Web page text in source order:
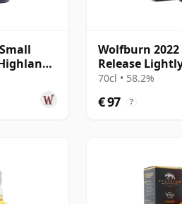
Wolfburn
Release
Stren 7 jaar oud
70cl • 58.2%
€ 97 ?